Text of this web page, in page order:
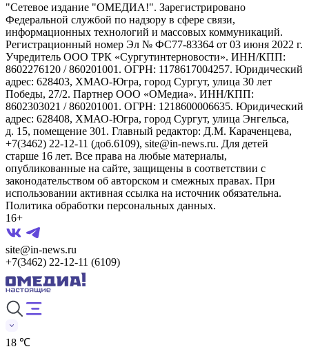
"Сетевое издание "ОМЕДИА!". Зарегистрировано
Федеральной службой по надзору в сфере связи,
информационных технологий и массовых коммуникаций.
Регистрационный номер Эл № ФС77-83364 от 03 июня 2022 г.
Учредитель ООО ТРК «Сургутинтерновости». ИНН/КПП:
8602276120 / 860201001. ОГРН: 1178617004257. Юридический
адрес: 628403, ХМАО-Югра, город Сургут, улица 30 лет
Победы, 27/2. Партнер ООО «ОМедиа». ИНН/КПП:
8602303021 / 860201001. ОГРН: 1218600006635. Юридический
адрес: 628408, ХМАО-Югра, город Сургут, улица Энгельса,
д. 15, помещение 301. Главный редактор: Д.М. Караченцева,
+7(3462) 22-12-11 (доб.6109), site@in-news.ru. Для детей
старше 16 лет. Все права на любые материалы,
опубликованные на сайте, защищены в соответствии с
законодательством об авторском и смежных правах. При
использовании активная ссылка на источник обязательна.
Политика обработки персональных данных.
16+
site@in-news.ru
+7(3462) 22-12-11 (6109)
18 ℃